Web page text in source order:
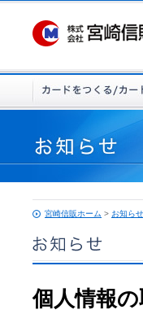
宮崎信販ホーム > お知らせ
個人情報